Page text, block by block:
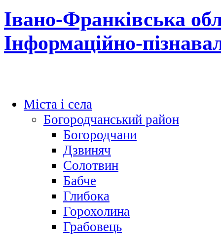
Івано-Франківська
Інформаційно-
Міста і села
Богородчанський район
Богородчани
Дзвиняч
Солотвин
Бабче
Глибока
Горохолина
Грабовець